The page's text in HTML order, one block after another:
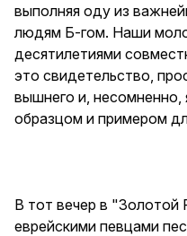
выполняя оду из
людям Б-гом. Наши
десятилетиями
это свидетельство,
вышнего и,
образцом и примером
В тот вечер в "Золотой
еврейскими певцами